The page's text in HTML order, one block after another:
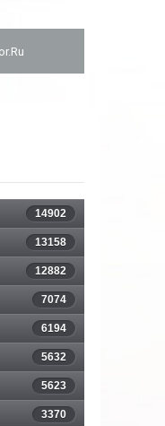
14902
13158
12882
7074
6194
5632
5623
3370